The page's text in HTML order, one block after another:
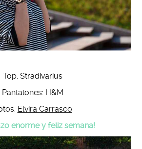
Top: Stradivarius
Pantalones: H&M
Elvira Carrasco
enorme y feliz semana!